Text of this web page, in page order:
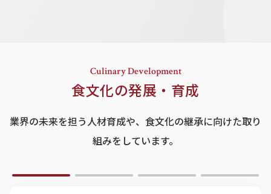
Culinary Development
食文化の発展・育成
業界の未来を担う人材育成や、食文化の継承に向けた取り
組みをしています。